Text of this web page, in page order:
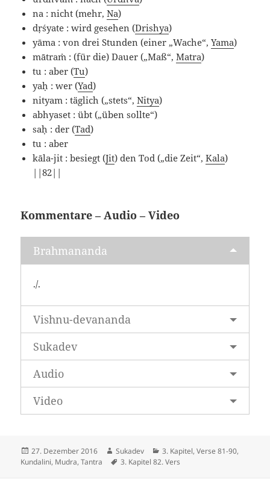
na : nicht (mehr,Na)
dṛśyate : wird gesehen (Drishya)
yāma : von drei Stunden (einer „Wache“,Yama)
mātraṁ : (für die) Dauer („Maß“,Matra)
tu : aber (Tu)
yaḥ : wer (Yad)
nityam : täglich („stets“,Nitya)
abhyaset : übt („üben sollte“)
saḥ : der (Tad)
tu : aber
kāla-jit : besiegt (Jit) den Tod („die Zeit“,Kala)
||82||
Kommentare – Audio – Video
Brahmananda
./.
Vishnu-devananda
Sukadev
Audio
Video
Veröffentlicht
am
27. Dezember 2016 Autor
Sukadev Kategorien
3. Kapitel, Verse 81-90,
Kundalini, Mudra, Tantra
Schlagwörter
3. Kapitel 82. Vers